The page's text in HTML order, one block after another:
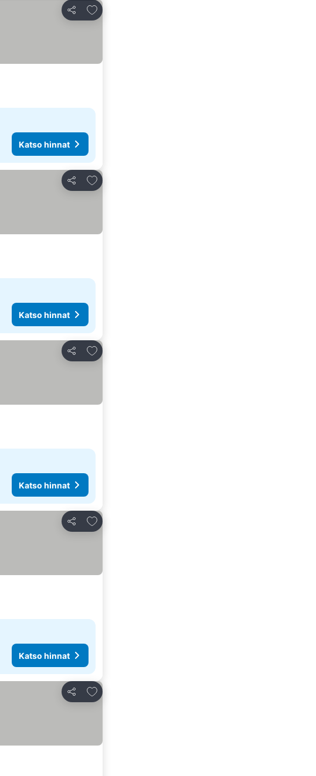
Jaa
Lisää suosikkeihin
Katso hinnat
Jaa
Lisää suosikkeihin
Katso hinnat
Jaa
Lisää suosikkeihin
Katso hinnat
Jaa
Lisää suosikkeihin
Katso hinnat
Jaa
Lisää suosikkeihin